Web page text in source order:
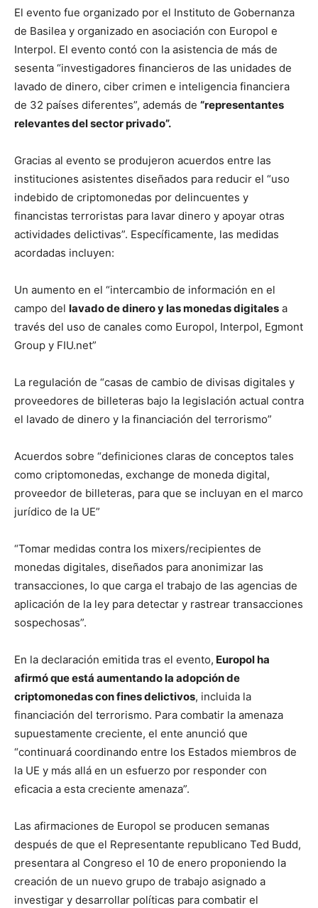
El evento fue organizado por el Instituto de Gobernanza
de Basilea y organizado en asociación con Europol e
Interpol. El evento contó con la asistencia de más de
sesenta “investigadores financieros de las unidades de
lavado de dinero, ciber crimen e inteligencia financiera
de 32 países diferentes”, además de “representantes
relevantes del sector privado”.
Gracias al evento se produjeron acuerdos entre las
instituciones asistentes diseñados para reducir el “uso
indebido de criptomonedas por delincuentes y
financistas terroristas para lavar dinero y apoyar otras
actividades delictivas”. Específicamente, las medidas
acordadas incluyen:
Un aumento en el “intercambio de información en el
campo del lavado de dinero y las monedas digitales a
través del uso de canales como Europol, Interpol, Egmont
Group y FIU.net”
La regulación de “casas de cambio de divisas digitales y
proveedores de billeteras bajo la legislación actual contra
el lavado de dinero y la financiación del terrorismo”
Acuerdos sobre “definiciones claras de conceptos tales
como criptomonedas, exchange de moneda digital,
proveedor de billeteras, para que se incluyan en el marco
jurídico de la UE”
“Tomar medidas contra los mixers/recipientes de
monedas digitales, diseñados para anonimizar las
transacciones, lo que carga el trabajo de las agencias de
aplicación de la ley para detectar y rastrear transacciones
sospechosas”.
En la declaración emitida tras el evento, Europol ha
afirmó que está aumentando la adopción de
criptomonedas con fines delictivos, incluida la
financiación del terrorismo. Para combatir la amenaza
supuestamente creciente, el ente anunció que
“continuará coordinando entre los Estados miembros de
la UE y más allá en un esfuerzo por responder con
eficacia a esta creciente amenaza”.
Las afirmaciones de Europol se producen semanas
después de que el Representante republicano Ted Budd,
presentara al Congreso el 10 de enero proponiendo la
creación de un nuevo grupo de trabajo asignado a
investigar y desarrollar políticas para combatir el